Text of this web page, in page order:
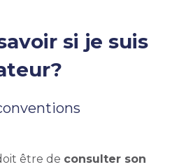
si je suis
être de consulter son